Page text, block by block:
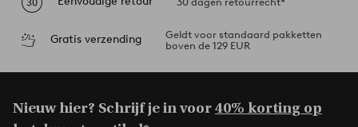
Gratis verzending
Geldt voor standaard pakketten
boven de 129 EUR
Nieuw hier? Schrijf je in voor40% korting op